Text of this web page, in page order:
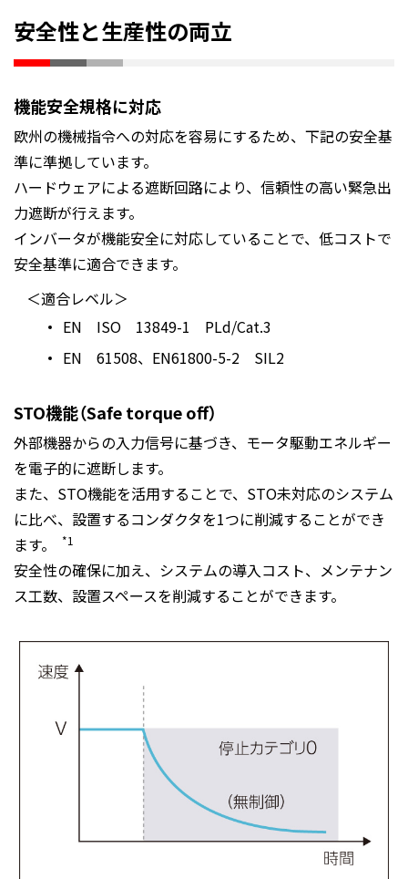
安全性と生産性の両立
機能安全規格に対応
欧州の機械指令への対応を容易にするため、下記の安全基
準に準拠しています。
ハードウェアによる遮断回路により、信頼性の高い緊急出
力遮断が行えます。
インバータが機能安全に対応していることで、低コストで
安全基準に適合できます。
＜適合レベル＞
EN ISO 13849-1 PLd/Cat.3
EN 61508、EN61800-5-2 SIL2
STO機能（Safe torque off）
外部機器からの入力信号に基づき、モータ駆動エネルギー
を電子的に遮断します。
また、STO機能を活用することで、STO未対応のシステム
に比べ、設置するコンダクタを1つに削減することができ
ます。
*1
安全性の確保に加え、システムの導入コスト、メンテナン
ス工数、設置スペースを削減することができます。